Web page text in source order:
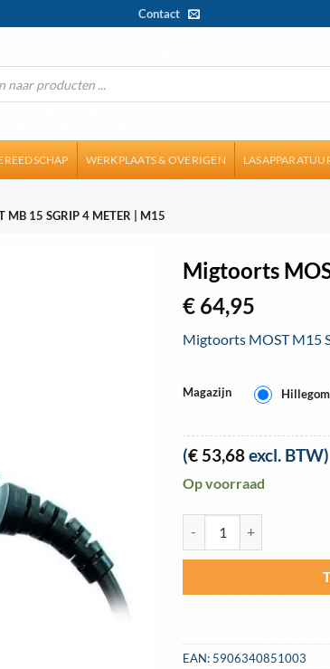
Contact
WERKPLAATS & OVERIGEN
MB 15 SGRIP 4 METER | M15
Migtoorts
€ 64,95
Migtoorts MOST M15
Magazijn
(€ 53,68excl. BTW)
Op voorraad
EAN: 5906340851003